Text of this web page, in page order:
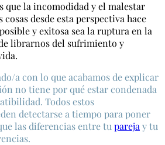
que la incomodidad y el malestar
desde esta perspectiva hace
y exitosa sea la ruptura en la
librarnos del sufrimiento y
a con lo que acabamos de explicar
no tiene por qué estar condenada
Todos estos
detectarse a tiempo para poner
las diferencias entre tu pareja y tu